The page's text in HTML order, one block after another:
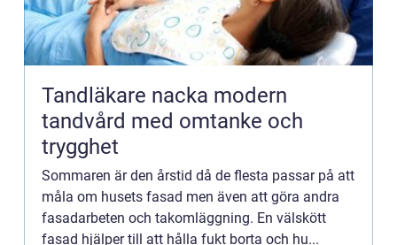
Tandläkare nacka modern
tandvård med omtanke och
trygghet
Sommaren är den årstid då de flesta passar på att
måla om husets fasad men även att göra andra
fasadarbeten och takomläggning. En välskött
fasad hjälper till att hålla fukt borta och hu...